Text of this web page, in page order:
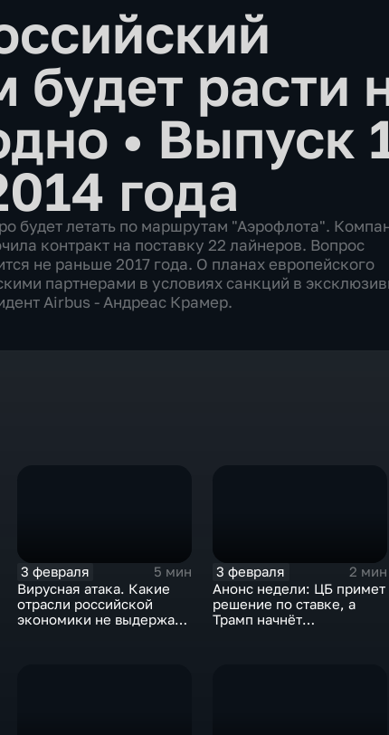
будет расти
• Выпуск
года
будет летать по маршрутам "Аэрофлота".
контракт на поставку 22 лайнеров. Вопрос
не раньше 2017 года. О планах европейского
партнерами в условиях санкций в
Airbus - Андреас Крамер.
3 февраля
5 мин
Вирусная атака. Какие
отрасли российской
экономики не выдержат
3 февраля
2 мин
Анонс недели: ЦБ примет
решение по ставке, а
Трамп начнёт